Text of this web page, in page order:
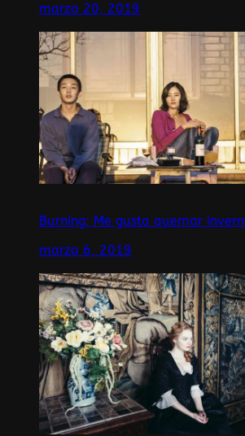
marzo 20, 2019
Burning: Me gusta quemar
marzo 6, 2019